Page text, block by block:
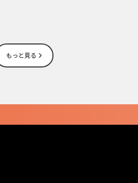
もっと見る